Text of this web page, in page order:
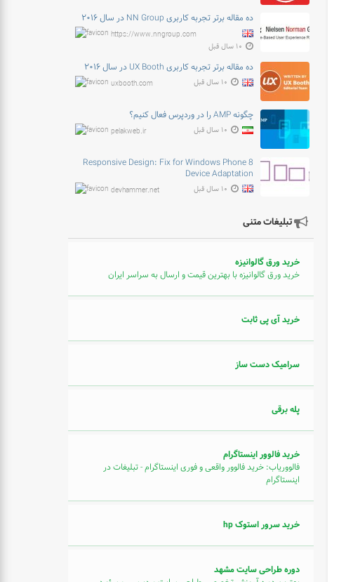
ده مقاله برتر تجربه کاربری NN Group در سال ۲۰۱۶
https://www.nngroup.com
۱۰ سال قبل
ده مقاله برتر تجربه کاربری UX Booth در سال ۲۰۱۶
uxbooth.com ۱۰ سال قبل
چگونه AMP را در وردپرس فعال کنیم؟
pelakweb.ir ۱۰ سال قبل
Responsive Design: Fix for Windows Phone 8
Device Adaptation
devhammer.net ۱۰ سال قبل
تبلیغات متنی
خرید ورق گالوانیزه
خرید ورق گالوانیزه با بهترین قیمت و ارسال به سراسر ایران
خرید آی پی ثابت
سرامیک دست ساز
پله برقی
خرید فالوور اینستاگرام
فالووریاب: خرید فالوور واقعی و فوری اینستاگرام - تبلیغات در
اینستاگرام
خرید سرور استوک hp
دوره طراحی سایت مشهد